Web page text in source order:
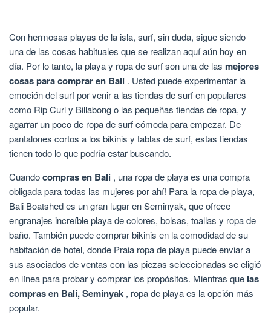
Con hermosas playas de la isla, surf, sin duda, sigue siendo
una de las cosas habituales que se realizan aquí aún hoy en
día. Por lo tanto, la playa y ropa de surf son una de las mejores
cosas para comprar en Bali . Usted puede experimentar la
emoción del surf por venir a las tiendas de surf en populares
como Rip Curl y Billabong o las pequeñas tiendas de ropa, y
agarrar un poco de ropa de surf cómoda para empezar. De
pantalones cortos a los bikinis y tablas de surf, estas tiendas
tienen todo lo que podría estar buscando.
Cuandocompras en Bali , una ropa de playa es una compra
obligada para todas las mujeres por ahí! Para la ropa de playa,
Bali Boatshed es un gran lugar en Seminyak, que ofrece
engranajes increíble playa de colores, bolsas, toallas y ropa de
baño. También puede comprar bikinis en la comodidad de su
habitación de hotel, donde Praia ropa de playa puede enviar a
sus asociados de ventas con las piezas seleccionadas se eligió
en línea para probar y comprar los propósitos. Mientras que las
compras en Bali, Seminyak , ropa de playa es la opción más
popular.